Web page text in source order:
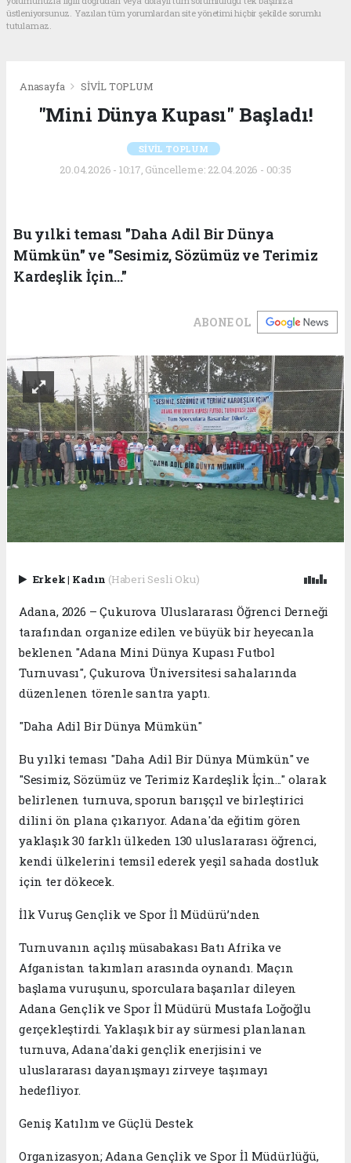
üstleniyorsunuz. Yazılan tüm yorumlardan site yönetimi hiçbir şekilde sorumlu
tutulamaz.
Anasayfa SİVİL TOPLUM
"Mini Dünya Kupası" Başladı!
SİVİL TOPLUM
20.04.2026 - 10:17, Güncelleme: 22.04.2026 - 00:35
Bu yılki teması "Daha Adil Bir Dünya
Mümkün" ve "Sesimiz, Sözümüz ve Terimiz
Kardeşlik İçin..."
ABONE OL
Erkek| Kadın (Haberi Sesli Oku)
Adana, 2026 – Çukurova Uluslararası Öğrenci Derneği
tarafından organize edilen ve büyük bir heyecanla
beklenen "Adana Mini Dünya Kupası Futbol
Turnuvası", Çukurova Üniversitesi sahalarında
düzenlenen törenle santra yaptı.
​"Daha Adil Bir Dünya Mümkün"
​Bu yılki teması "Daha Adil Bir Dünya Mümkün" ve
"Sesimiz, Sözümüz ve Terimiz Kardeşlik İçin..." olarak
belirlenen turnuva, sporun barışçıl ve birleştirici
dilini ön plana çıkarıyor. Adana'da eğitim gören
yaklaşık 30 farklı ülkeden 130 uluslararası öğrenci,
kendi ülkelerini temsil ederek yeşil sahada dostluk
için ter dökecek.
​İlk Vuruş Gençlik ve Spor İl Müdürü’nden
​Turnuvanın açılış müsabakası Batı Afrika ve
Afganistan takımları arasında oynandı. Maçın
başlama vuruşunu, sporculara başarılar dileyen
Adana Gençlik ve Spor İl Müdürü Mustafa Loğoğlu
gerçekleştirdi. Yaklaşık bir ay sürmesi planlanan
turnuva, Adana'daki gençlik enerjisini ve
uluslararası dayanışmayı zirveye taşımayı
hedefliyor.
​Geniş Katılım ve Güçlü Destek
​Organizasyon; Adana Gençlik ve Spor İl Müdürlüğü,